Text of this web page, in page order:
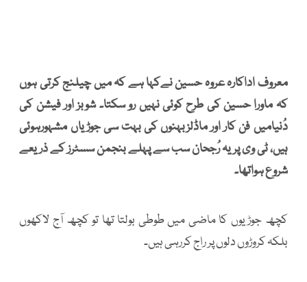
معروف اداکارہ عروہ حسین نےکہا ہے کہ میں چیلنج کرتی ہوں
کہ ماورا حسین کی طرح کوئی نہیں رو سکتا۔ شوبز اور فیشن کی
دُنیامیں فن کار اور ماڈلزبہنوں کی بہت سی جوڑیاں مشہورہوئی
ہیں، ٹی وی پریہ رُجحان سب سے پہلے بنجمن سسٹرز کے ذریعے
شروع ہواتھا۔
کچھ جوڑیوں کا ماضی میں طوطی بولتا تھا تو کچھ آج لاکھوں
بلکہ کروڑوں دلوں پر راج کررہی ہیں۔